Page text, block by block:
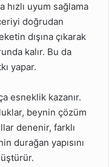
uyum sağlama
doğrudan
dışına çıkarak
kalır. Bu da
yapar.
esneklik kazanır.
beynin çözüm
denenir, farklı
durağan yapısını